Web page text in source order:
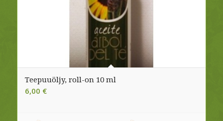
Teepuuöljy, roll-on 10 ml
6,00 €